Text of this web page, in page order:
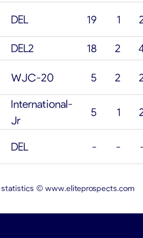
DEL 19 1
DEL2 18 2
WJC-20 5 2
International-
Jr
5 1
DEL - -
statistics © www.eliteprospects.com